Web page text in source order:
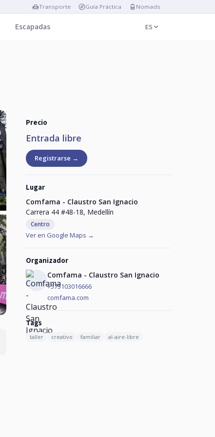
Transporte Guía Práctica Nomads
Escapadas ES
Precio
Entrada libre
Registrarse →
Lugar
Comfama - Claustro San Ignacio
Carrera 44 #48-18, Medellín
Centro
Ver en Google Maps →
Organizador
Comfama - Claustro San Ignacio
+573103016666
comfama.com
Tags
taller creativo familiar al-aire-libre